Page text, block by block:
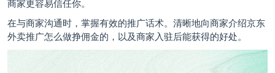
商家更容易信任你。
在与商家沟通时，掌握有效的推广话术。清晰地向商家介绍京东
外卖推广怎么做挣佣金的，以及商家入驻后能获得的好处。